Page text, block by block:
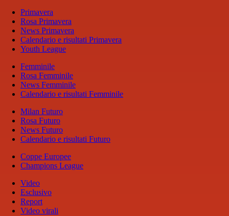
Primavera
Rosa Primavera
News Primavera
Calendario e risultati Primavera
Youth League
Femminile
Rosa Femminile
News Femminile
Calendario e risultati Femminile
Milan Futuro
Rosa Futuro
News Futuro
Calendario e risultati Futuro
Coppe Europee
Champions League
Video
Esclusivo
Report
Video virali